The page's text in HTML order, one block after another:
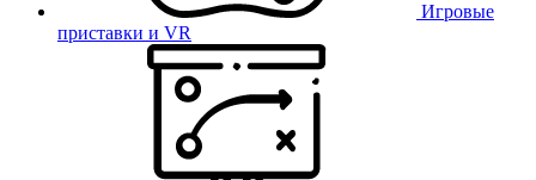
Игровые
приставки и VR